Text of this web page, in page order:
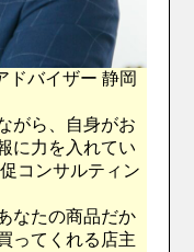
ドバイザー 静岡
がら、自身がお
に力を入れてい
コンサルティン
なたの商品だか
ってくれる店主